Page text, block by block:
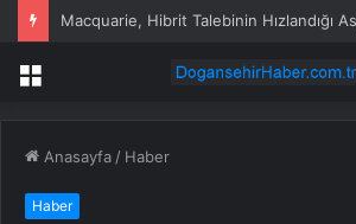
Menü
Anasayfa / Haber
Haber